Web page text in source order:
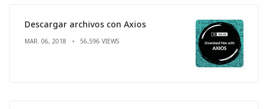
Descargar archivos con Axios
MAR. 06, 2018 56,596 VIEWS